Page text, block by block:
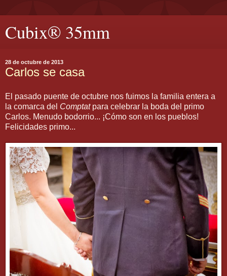
Cubix® 35mm
28 de octubre de 2013
Carlos se casa
El pasado puente de octubre nos fuimos la familia entera a
la comarca del Comptat para celebrar la boda del primo
Carlos. Menudo bodorrio... ¡Cómo son en los pueblos!
Felicidades primo...